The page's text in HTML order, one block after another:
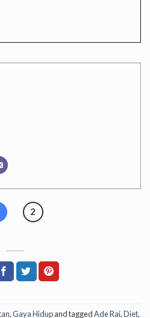
2
,Gaya Hidupand taggedAde Rai,Diet,